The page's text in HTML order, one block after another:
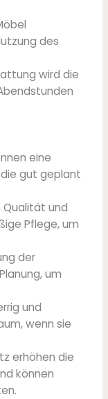
des
wird die
eine
gut geplant
und
Pflege, um
der
um
und
wenn sie
erhöhen die
können